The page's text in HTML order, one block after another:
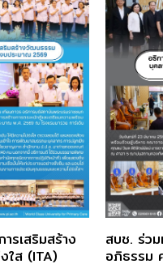
รเสริมสร้าง
ใส (ITA)
สบช. ร่วม
อภิธรรม